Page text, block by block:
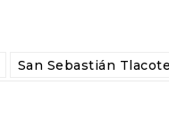
San Sebastián